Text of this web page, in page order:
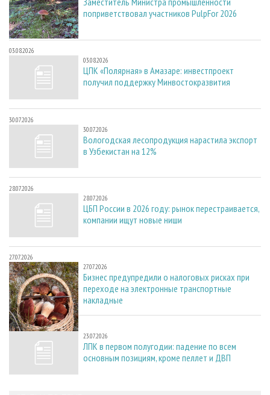
поприветствовал участников PulpFor 2026
03.08.2026
03.08.2026
ЦПК «Полярная» в Амазаре: инвестпроект
получил поддержку Минвостокразвития
30.07.2026
30.07.2026
Вологодская лесопродукция нарастила экспорт
в Узбекистан на 12%
28.07.2026
28.07.2026
ЦБП России в 2026 году: рынок перестраивается,
компании ищут новые ниши
27.07.2026
27.07.2026
Бизнес предупредили о налоговых рисках при
переходе на электронные транспортные
накладные
23.07.2026
23.07.2026
ЛПК в первом полугодии: падение по всем
основным позициям, кроме пеллет и ДВП